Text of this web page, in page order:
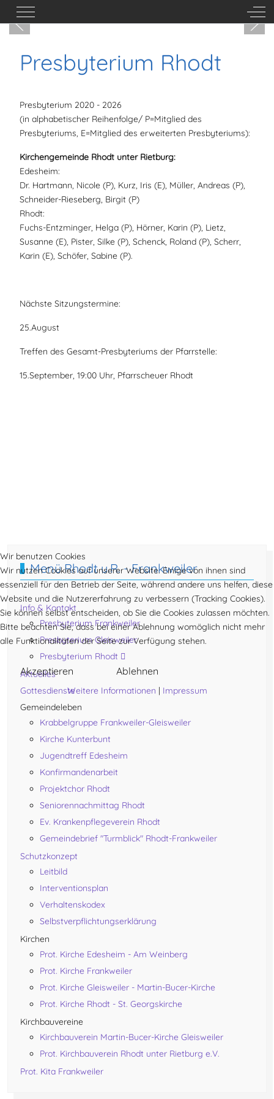
Mobile Menu Toggle Off-
Presbyterium Rhodt
Presbyterium 2020 - 2026
(in alphabetischer Reihenfolge/ P=Mitglied des
Presbyteriums, E=Mitglied des erweiterten Presbyteriums):
Kirchengemeinde Rhodt unter Rietburg:
Edesheim:
Dr. Hartmann, Nicole (P), Kurz, Iris (E), Müller, Andreas (P),
Schneider-Rieseberg, Birgit (P)
Rhodt:
Fuchs-Entzminger, Helga (P), Hörner, Karin (P), Lietz,
Susanne (E), Pister, Silke (P), Schenck, Roland (P), Scherr,
Karin (E), Schöfer, Sabine (P).
Nächste Sitzungstermine:
25.August
Treffen des Gesamt-Presbyteriums der Pfarrstelle:
15.September, 19:00 Uhr, Pfarrscheuer Rhodt
Menü Rhodt u.R. - Frankweiler
Info & Kontakt
Presbyterium Frankweiler
Presbyterium Gleisweiler
Presbyterium Rhodt
Aktuelles
Gottesdienste
Gemeindeleben
Krabbelgruppe Frankweiler-Gleisweiler
Kirche Kunterbunt
Jugendtreff Edesheim
Konfirmandenarbeit
Projektchor Rhodt
Seniorennachmittag Rhodt
Ev. Krankenpflegeverein Rhodt
Gemeindebrief "Turmblick" Rhodt-Frankweiler
Schutzkonzept
Leitbild
Interventionsplan
Verhaltenskodex
Selbstverpflichtungserklärung
Kirchen
Prot. Kirche Edesheim - Am Weinberg
Prot. Kirche Frankweiler
Prot. Kirche Gleisweiler - Martin-Bucer-Kirche
Prot. Kirche Rhodt - St. Georgskirche
Kirchbauvereine
Kirchbauverein Martin-Bucer-Kirche Gleisweiler
Prot. Kirchbauverein Rhodt unter Rietburg e.V.
Prot. Kita Frankweiler
Wir benutzen Cookies
Wir nutzen Cookies auf unserer Website. Einige von ihnen sind
essenziell für den Betrieb der Seite, während andere uns helfen, diese
Website und die Nutzererfahrung zu verbessern (Tracking Cookies).
Sie können selbst entscheiden, ob Sie die Cookies zulassen möchten.
Bitte beachten Sie, dass bei einer Ablehnung womöglich nicht mehr
alle Funktionalitäten der Seite zur Verfügung stehen.
Akzeptieren Ablehnen
Weitere Informationen | Impressum